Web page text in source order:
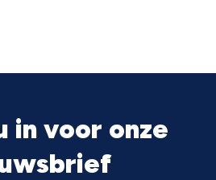
in voor onze